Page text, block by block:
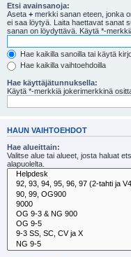
Etsi avainsanoja:
Aseta + merkki sanan eteen, jonka
ei saa löytyä. Laita haettavat sanat
sanan on löydyttävä. Käytä *-
Hae kaikilla sanoilla tai käytä
Hae kaikilla vaihtoehdoilla
Hae käyttäjätunnuksella:
Käytä *-merkkiä jokerimerkkinä
HAUN VAIHTOEHDOT
Hae alueittain:
Valitse alue tai alueet, josta haluat
alapuolelta.